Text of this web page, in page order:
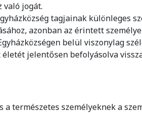
való jogát.
tagjainak különleges
azonban az érintett
belül viszonylag
jelentősen befolyásolva
természetes személyeknek a